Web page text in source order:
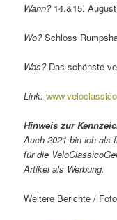
Wann?14.&15. August
Wo?Schloss
Was? Das schönste
Link:
Hinweis zur
Auch 2021 bin ich als
für die
Artikel als Werbung.
Weitere Berichte /